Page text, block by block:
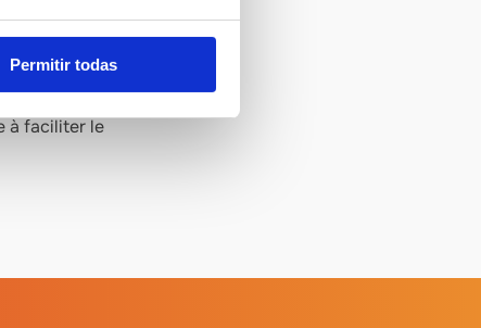
Permitir todas
chemin à suivre. Tout
des normes de qualité,
à faciliter le